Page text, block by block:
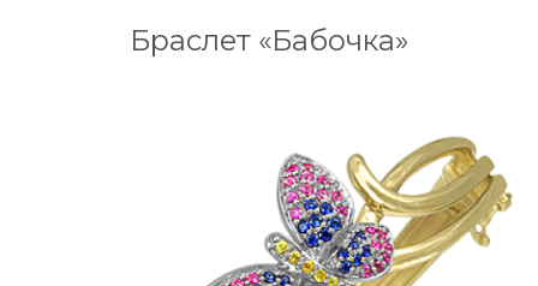
Браслет «Бабочка»